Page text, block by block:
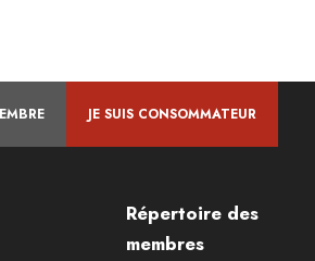
JE SUIS CONSOMMATEUR
Répertoire des
membres